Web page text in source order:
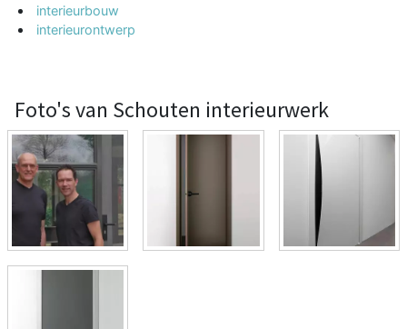
interieurbouw
interieurontwerp
Foto's van Schouten interieurwerk